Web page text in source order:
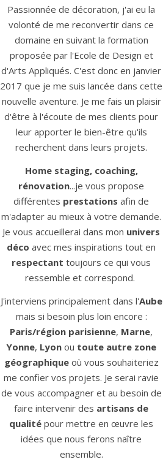
Passionnée de décoration, j'ai eu la
volonté de me reconvertir dans ce
domaine en suivant la formation
proposée par l'Ecole de Design et
d'Arts Appliqués. C'est donc en janvier
2017 que je me suis lancée dans cette
nouvelle aventure. Je me fais un plaisir
d'être à l'écoute de mes clients pour
leur apporter le bien-être qu'ils
recherchent dans leurs projets.
Home staging, coaching,
rénovation...je vous propose
différentes prestations afin de
m'adapter au mieux à votre demande.
Je vous accueillerai dans mon univers
déco avec mes inspirations tout en
respectant toujours ce qui vous
ressemble et correspond.
J'interviens principalement dans l'Aube
mais si besoin plus loin encore :
Paris/région parisienne, Marne,
Yonne, Lyon ou toute autre zone
géographiqueoù vous souhaiteriez
me confier vos projets. Je serai ravie
de vous accompagner et au besoin de
faire intervenir des artisans de
qualité pour mettre en œuvre les
idées que nous ferons naître
ensemble.